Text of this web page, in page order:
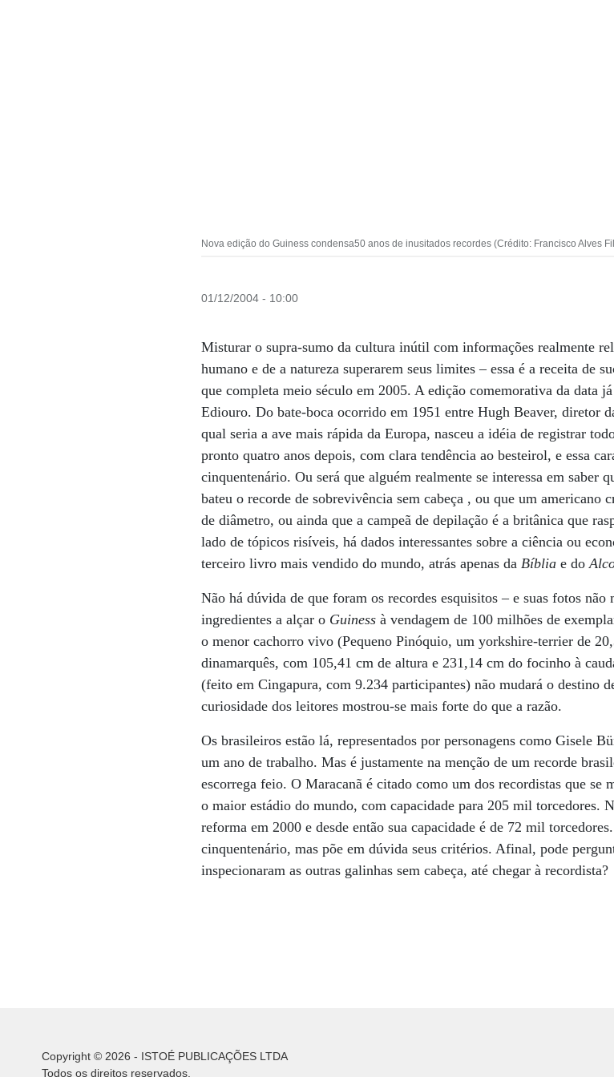
Nova edição do Guiness condensa50 anos de inusitados recordes (Crédito: Francisco Alves
01/12/2004 - 10:00
Misturar o supra-sumo da cultura inútil com informações realmente
humano e de a natureza superarem seus limites – essa é a receita de
que completa meio século em 2005. A edição comemorativa da data
Ediouro. Do bate-boca ocorrido em 1951 entre Hugh Beaver, diretor
qual seria a ave mais rápida da Europa, nasceu a idéia de registrar
pronto quatro anos depois, com clara tendência ao besteirol, e essa
cinquentenário. Ou será que alguém realmente se interessa em saber
bateu o recorde de sobrevivência sem cabeça , ou que um americano
de diâmetro, ou ainda que a campeã de depilação é a britânica que
lado de tópicos risíveis, há dados interessantes sobre a ciência ou
terceiro livro mais vendido do mundo, atrás apenas da Bíbliae do
Não há dúvida de que foram os recordes esquisitos – e suas fotos
ingredientes a alçar o Guiness à vendagem de 100 milhões de
o menor cachorro vivo (Pequeno Pinóquio, um yorkshire-terrier de
dinamarquês, com 105,41 cm de altura e 231,14 cm do focinho à
(feito em Cingapura, com 9.234 participantes) não mudará o destino
curiosidade dos leitores mostrou-se mais forte do que a razão.
Os brasileiros estão lá, representados por personagens como Gisele
um ano de trabalho. Mas é justamente na menção de um recorde
escorrega feio. O Maracanã é citado como um dos recordistas que se
o maior estádio do mundo, com capacidade para 205 mil torcedores.
reforma em 2000 e desde então sua capacidade é de 72 mil
cinquentenário, mas põe em dúvida seus critérios. Afinal, pode
inspecionaram as outras galinhas sem cabeça, até chegar à recordista?
Copyright © 2026 - ISTOÉ PUBLICAÇÕES LTDA
Todos os direitos reservados.